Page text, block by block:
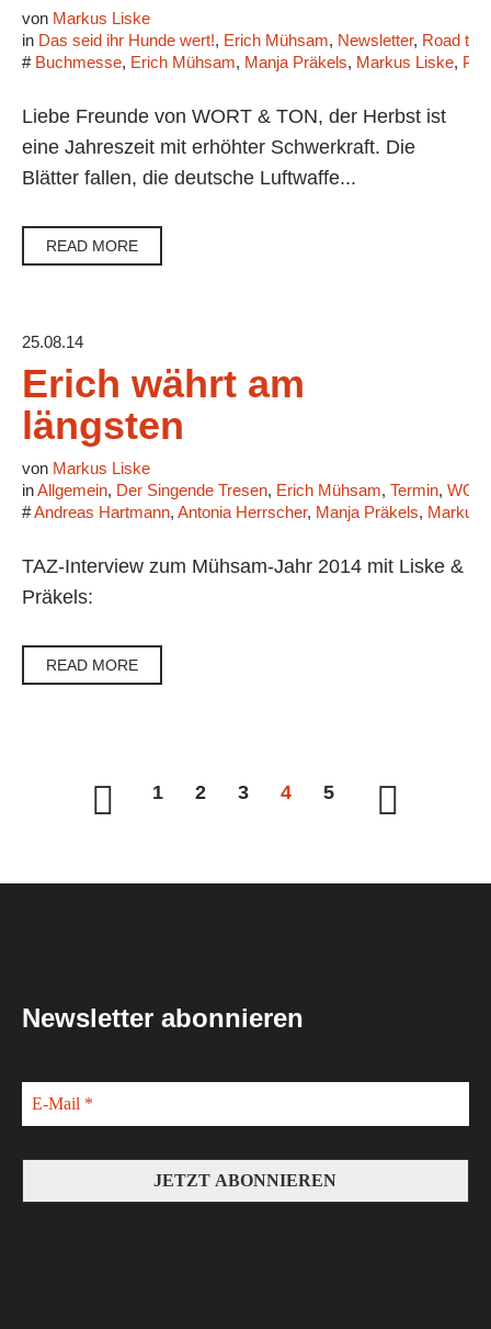
von Markus Liske
in Das seid ihr Hunde wert!, Erich Mühsam, Newsletter, Road to
# Buchmesse, Erich Mühsam, Manja Präkels, Markus Liske,
Liebe Freunde von WORT & TON, der Herbst ist
eine Jahreszeit mit erhöhter Schwerkraft. Die
Blätter fallen, die deutsche Luftwaffe...
READ MORE
25.08.14
Erich währt am
längsten
von Markus Liske
inAllgemein, Der Singende Tresen, Erich Mühsam, Termin,
#Andreas Hartmann, Antonia Herrscher, Manja Präkels, Markus
TAZ-Interview zum Mühsam-Jahr 2014 mit Liske &
Präkels:
READ MORE
1 2 3 4 5
Newsletter abonnieren